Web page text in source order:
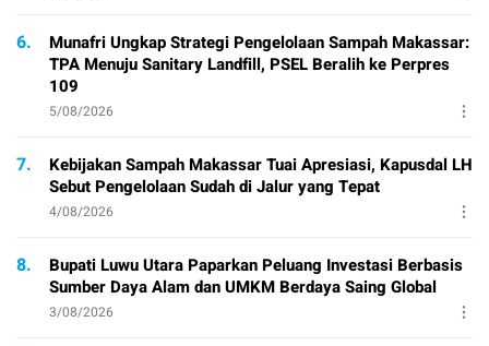
6.
Munafri Ungkap Strategi Pengelolaan Sampah Makassar:
TPA Menuju Sanitary Landfill, PSEL Beralih ke Perpres
109
5/08/2026
7.
Kebijakan Sampah Makassar Tuai Apresiasi, Kapusdal LH
Sebut Pengelolaan Sudah di Jalur yang Tepat
4/08/2026
8.
Bupati Luwu Utara Paparkan Peluang Investasi Berbasis
Sumber Daya Alam dan UMKM Berdaya Saing Global
3/08/2026